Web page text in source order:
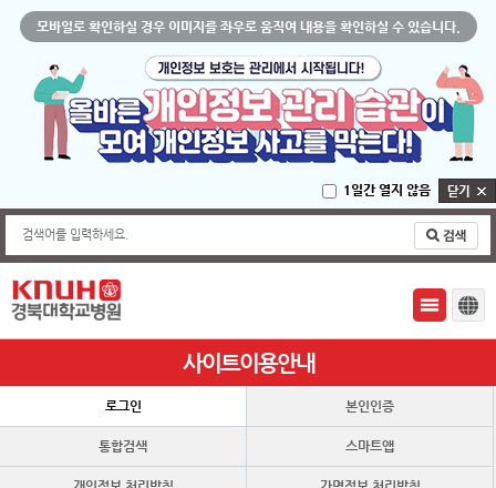
모바일로 확인하실 경우 이미지를 좌우로 움직여 내용을 확인하실 수 있습니다.
1일간 열지 않음
검색어를 입력하세요.
사이트이용안내
로그인 본인인증
통합검색 스마트앱